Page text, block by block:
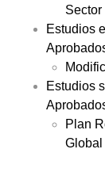
Sector
Estudios
Estudios
Plan
Global